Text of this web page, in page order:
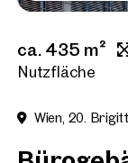
ca. 435 m²
Nutzfläche
Wien, 20.